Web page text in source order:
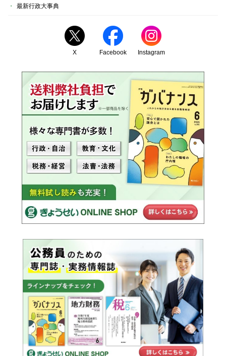
最新行政大事典
X Facebook Instagram